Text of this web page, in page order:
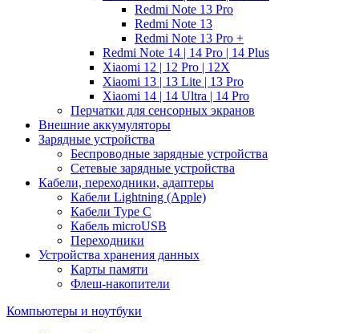
Redmi Note 13 Pro
Redmi Note 13
Redmi Note 13 Pro +
Redmi Note 14 | 14 Pro | 14 Plus
Xiaomi 12 | 12 Pro | 12X
Xiaomi 13 | 13 Lite | 13 Pro
Xiaomi 14 | 14 Ultra | 14 Pro
Перчатки для сенсорных экранов
Внешние аккумуляторы
Зарядные устройства
Беспроводные зарядные устройства
Сетевые зарядные устройства
Кабели, переходники, адаптеры
Кабели Lightning (Apple)
Кабели Type C
Кабель microUSB
Переходники
Устройства хранения данных
Карты памяти
Флеш-накопители
Компьютеры и ноутбуки